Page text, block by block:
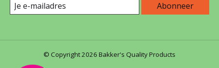
Abonneer
© Copyright 2026 Bakker's Quality Products